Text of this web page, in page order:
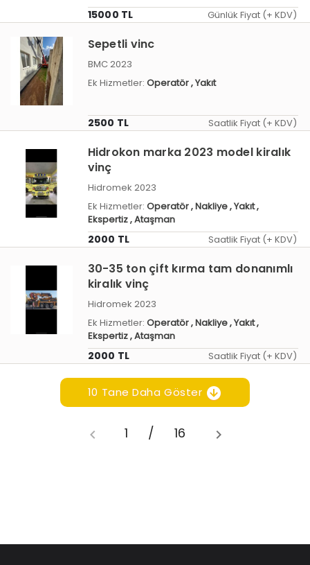
15000 TL Günlük Fiyat (+ KDV)
Sepetli vinc
BMC 2023
Ek Hizmetler: Operatör, Yakıt
2500 TL Saatlik Fiyat (+ KDV)
Hidrokon marka 2023 model kiralık
vinç
Hidromek 2023
Ek Hizmetler: Operatör, Nakliye, Yakıt,
Ekspertiz, Ataşman
2000 TL Saatlik Fiyat (+ KDV)
30-35 ton çift kırma tam donanımlı
kiralık vinç
Hidromek 2023
Ek Hizmetler: Operatör, Nakliye, Yakıt,
Ekspertiz, Ataşman
2000 TL Saatlik Fiyat (+ KDV)
10 Tane Daha Göster
1 / 16